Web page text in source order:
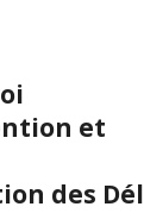
et
des